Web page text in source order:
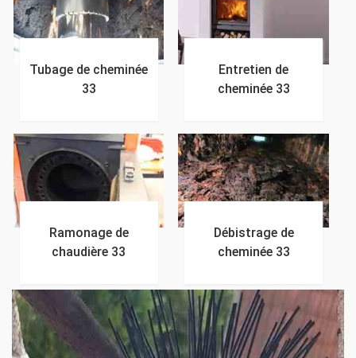
Tubage de cheminée
33
Entretien de
cheminée 33
Ramonage de
chaudière 33
Débistrage de
cheminée 33